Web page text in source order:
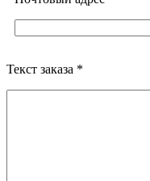
Текст заказа *